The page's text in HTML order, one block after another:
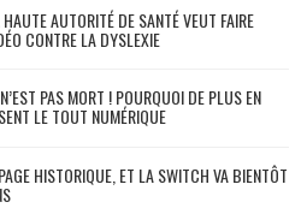
AUTORITÉ DE SANTÉ VEUT FAIRE
CONTRE LA DYSLEXIE
PAS MORT ! POURQUOI DE PLUS EN
LE TOUT NUMÉRIQUE
HISTORIQUE, ET LA SWITCH VA BIENTÔT